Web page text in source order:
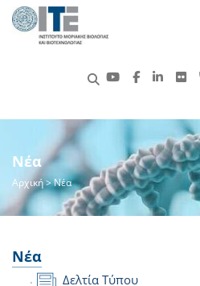
Νέα
Αρχική> Νέα
Νέα
Δελτία Τύπου